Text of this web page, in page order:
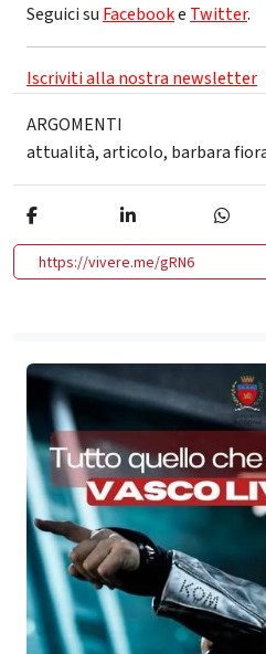
Seguici su Facebooke Twitter.
Iscriviti alla nostra newsletter
ARGOMENTI
attualità,articolo, barbara
https://vivere.me/gRN6